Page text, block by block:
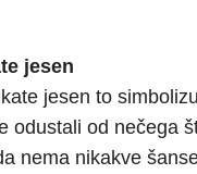
jesen
jesen to
odustali od nečega
nema nikakve